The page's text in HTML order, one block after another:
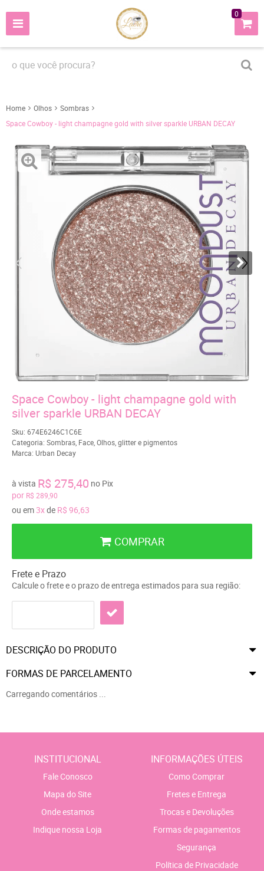
0
Home Olhos
Sombras
Space Cowboy - light champagne gold with silver sparkle URBAN DECAY
Space Cowboy - light champagne gold with
silver sparkle URBAN DECAY
Sku: 674E6246C1C6E
Categoria: Sombras Face Olhos glitter e pigmentos
Marca: Urban Decay
por R$ 289,90
à vista R$ 275,40 no Pix
ou em3xde R$ 96,63
COMPRAR
Frete e Prazo
Calcule o frete e o prazo de entrega estimados para sua região:
DESCRIÇÃO DO PRODUTO
FORMAS DE PARCELAMENTO
Carregando comentários ...
INSTITUCIONAL
Fale Conosco
Mapa do Site
Onde estamos
Indique nossa Loja
INFORMAÇÕES ÚTEIS
Como Comprar
Fretes e Entrega
Trocas e Devoluções
Formas de pagamentos
Segurança
Política de Privacidade